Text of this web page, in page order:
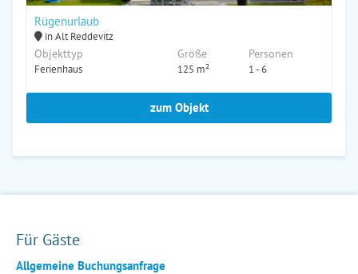
Rügenurlaub
in Alt Reddevitz
Objekttyp
Ferienhaus
Größe
125 m²
Personen
1 - 6
zum Objekt
Für Gäste
Allgemeine Buchungsanfrage